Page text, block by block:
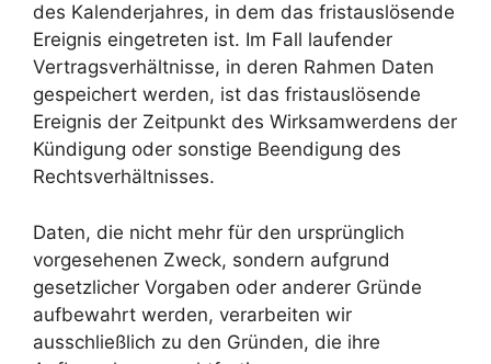
des Kalenderjahres, in dem das fristauslösende
Ereignis eingetreten ist. Im Fall laufender
Vertragsverhältnisse, in deren Rahmen Daten
gespeichert werden, ist das fristauslösende
Ereignis der Zeitpunkt des Wirksamwerdens der
Kündigung oder sonstige Beendigung des
Rechtsverhältnisses.
Daten, die nicht mehr für den ursprünglich
vorgesehenen Zweck, sondern aufgrund
gesetzlicher Vorgaben oder anderer Gründe
aufbewahrt werden, verarbeiten wir
ausschließlich zu den Gründen, die ihre